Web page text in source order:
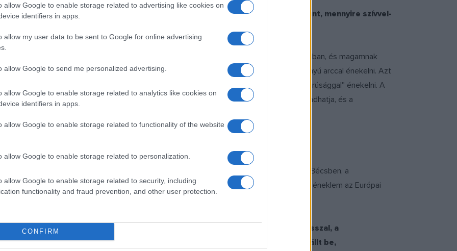
allow Google to enable storage related to advertising like cookies on
identifiers in apps.
allow my user data to be sent to Google for online advertising
allow Google to send me personalized advertising.
allow Google to enable storage related to analytics like cookies on
identifiers in apps.
allow Google to enable storage related to functionality of the website
allow Google to enable storage related to personalization.
allow Google to enable storage related to security, including
functionality and fraud prevention, and other user protection.
CONFIRM
Bach passióiban, kantátáiban Vashegyi György vezényletével. Feltűnt, mennyire szívvel-
és a közönség szolgálatára kaptam. Nincs jogom ölbe tett kézzel ülni otthon a fotelban, és magamnak
Az a dolgom, hogy örömet vigyek az emberek közé. Az oratóriumot nem szabad savanyú arccal énekelni. Azt
indíttatást kapott rá. Éppen ezért azt képtelenség égre emelt tekintettel, "műszomorúsággal" énekelni. A
a mű olyan szép. Örömet jelentett a szerzőnek, amikor megírta, a szólistának, mert előadhatja, és a
szabadabb leszek. Lesz még egy
m a hónap végén, aztán december 23-án Bécsben, a
vár rám, január elsején a Művészetek Palotájában Haydn Teremtés
ének szoprán szólóját éneklem az Európai
sikert aratott a címszerepben, melyet akkor beugrással énekelt. Idén tavasszal, a
operában Vitelliát szólaltatta meg, szeptemberben pedig a
ba állt be,